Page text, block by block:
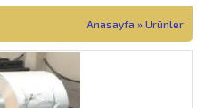
Anasayfa » Ürünler